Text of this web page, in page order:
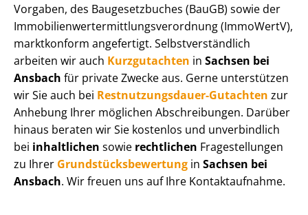
Vorgaben, des Baugesetzbuches (BauGB) sowie der
Im­mo­bi­li­en­wert­ermitt­lungs­ver­ord­nung (ImmoWertV),
marktkonform angefertigt. Selbst­ver­ständ­lich
arbeiten wir auch Kurzgutachten in Sachsen bei
Ansbach für private Zwecke aus. Gerne unterstützen
wir Sie auch bei Rest­nut­zungs­dau­er-Gutachten zur
Anhebung Ihrer möglichen Abschreibungen. Darüber
hinaus beraten wir Sie kostenlos und unverbindlich
bei inhaltlichen sowie rechtlichen Fragestellungen
zu Ihrer Grund­stücks­be­wer­tung in Sachsen bei
Ansbach. Wir freuen uns auf Ihre Kontaktaufnahme.